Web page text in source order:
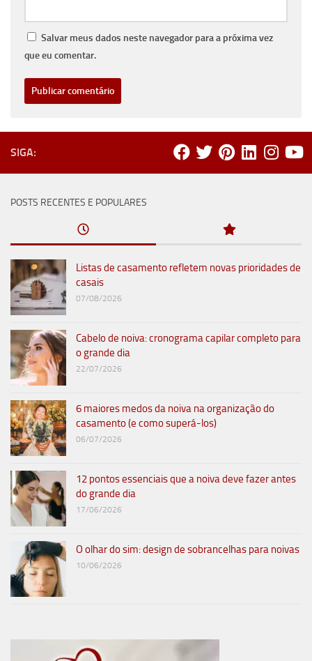
Salvar meus dados neste navegador para a próxima vez
que eu comentar.
SIGA:
POSTS RECENTES E POPULARES
Listas de casamento refletem novas prioridades de
casais
07/08/2026
Cabelo de noiva: cronograma capilar completo para
o grande dia
22/07/2026
6 maiores medos da noiva na organização do
casamento (e como superá-los)
06/07/2026
12 pontos essenciais que a noiva deve fazer antes
do grande dia
17/06/2026
O olhar do sim: design de sobrancelhas para noivas
10/06/2026